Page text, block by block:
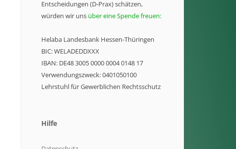
Entscheidungen (D-Prax) schätzen,
würden wir uns über eine Spende freuen:
Helaba Landesbank Hessen-Thüringen
BIC: WELADEDDXXX
IBAN: DE48 3005 0000 0004 0148 17
Verwendungszweck: 0401050100
Lehrstuhl für Gewerblichen Rechtsschutz
Hilfe